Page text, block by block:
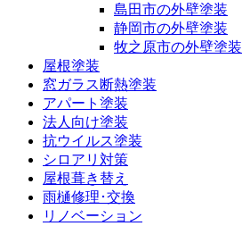
島田市の外壁塗装
静岡市の外壁塗装
牧之原市の外壁塗装
屋根塗装
窓ガラス断熱塗装
アパート塗装
法人向け塗装
抗ウイルス塗装
シロアリ対策
屋根葺き替え
雨樋修理･交換
リノベーション